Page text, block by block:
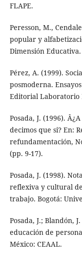
FLAPE.
Peresson, M.,
popular y
Dimensión Educativa.
Pérez, A. (1999).
posmoderna.
Editorial Laboratorio
Posada, J. (1996).
decimos que si? En:
refundamentación,
(pp. 9-17).
Posada, J. (1998).
reflexiva y cultural
trabajo. Bogotá:
Posada, J.; Blandón,
educación de
México: CEAAL.